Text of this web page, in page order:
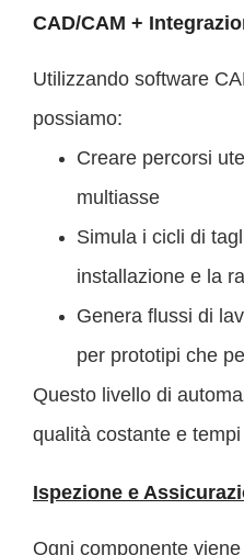
CAD/CAM +
Utilizzando software
possiamo:
Creare percorsi
multiasse
Simula i cicli di
installazione e la
Genera flussi di
per prototipi che
Questo livello di
qualità costante e
Ispezione e
Ogni componente